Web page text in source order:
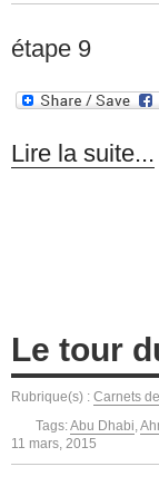
étape 9
Lire la suite...
Le tour
Rubrique(s) : Carnets
Tags:Abu Dhabi
11 mars, 2015